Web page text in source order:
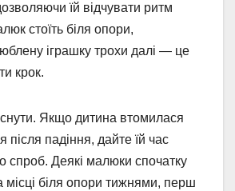
їй відчувати ритм
стоїть біля опори,
іграшку трохи далі — це
крок.
Якщо дитина втомилася
після падіння, дайте їй час
спроб. Деякі малюки спочатку
біля опори тижнями, перш